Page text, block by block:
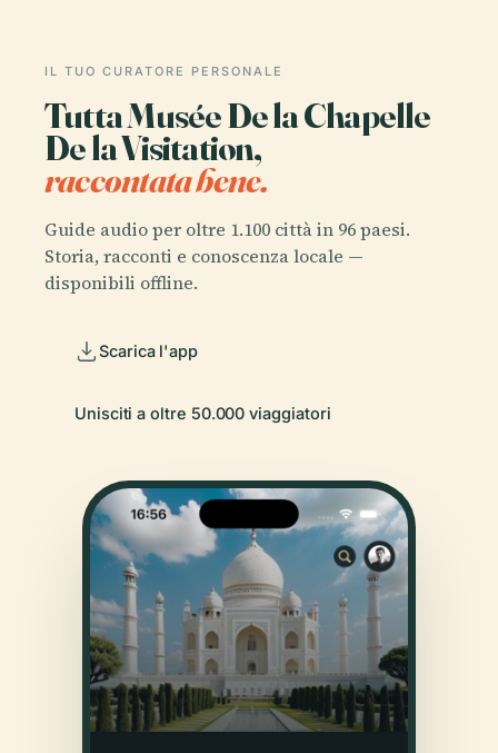
IL TUO CURATORE PERSONALE
Tutta Musée De la Chapelle
De la Visitation,
raccontata bene.
Guide audio per oltre 1.100 città in 96 paesi.
Storia, racconti e conoscenza locale —
disponibili offline.
Scarica l'app
Unisciti a oltre 50.000 viaggiatori